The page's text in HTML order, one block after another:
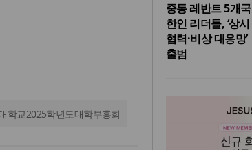
학교2025학년도대학부흥회
중동 레반트 5개국
한인 리더들, ‘상시
협력·비상 대응망’
출범